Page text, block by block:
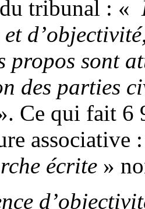
tribunal : «
et
propos sont
des parties
Ce qui fait 6
associative
écrite »